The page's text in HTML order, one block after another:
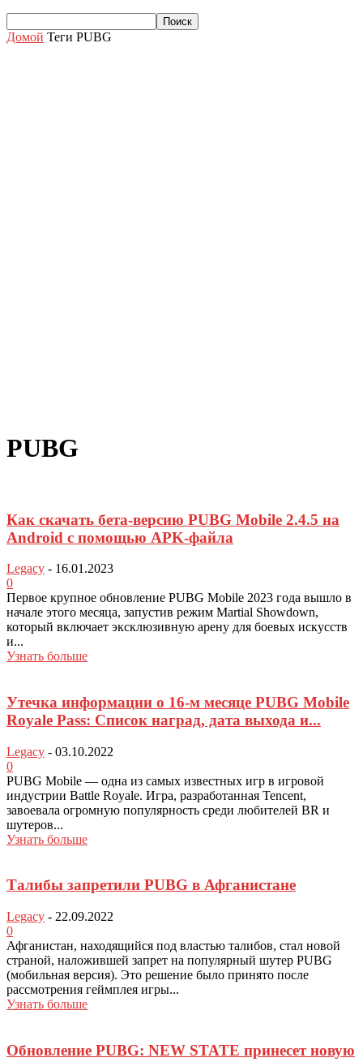
Домой Теги PUBG
PUBG
Как скачать бета-версию PUBG Mobile 2.4.5 на
Android с помощью APK-файла
Legacy - 16.01.2023
0
Первое крупное обновление PUBG Mobile 2023 года вышло в
начале этого месяца, запустив режим Martial Showdown,
который включает эксклюзивную арену для боевых искусств
и...
Узнать больше
Утечка информации о 16-м месяце PUBG Mobile
Royale Pass: Список наград, дата выхода и...
Legacy - 03.10.2022
0
PUBG Mobile — одна из самых известных игр в игровой
индустрии Battle Royale. Игра, разработанная Tencent,
завоевала огромную популярность среди любителей BR и
шутеров...
Узнать больше
Талибы запретили PUBG в Афганистане
Legacy - 22.09.2022
0
Афганистан, находящийся под властью талибов, стал новой
страной, наложившей запрет на популярный шутер PUBG
(мобильная версия). Это решение было принято после
рассмотрения геймплея игры...
Узнать больше
Обновление PUBG: NEW STATE принесет новую